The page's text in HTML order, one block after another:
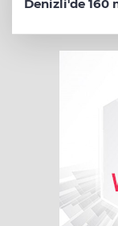
Denizli'de 160